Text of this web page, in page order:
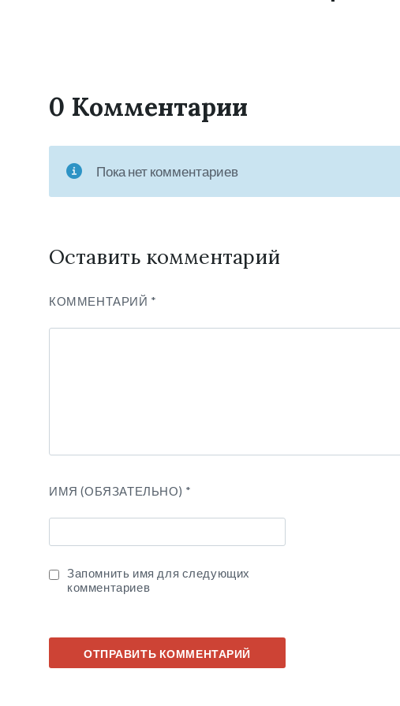
0 Комментарии
Пока нет комментариев
Оставить комментарий
КОММЕНТАРИЙ *
ИМЯ (ОБЯЗАТЕЛЬНО) *
Запомнить имя для следующих
комментариев